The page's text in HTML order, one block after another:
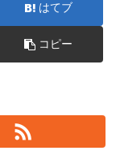
はてブ
コピー